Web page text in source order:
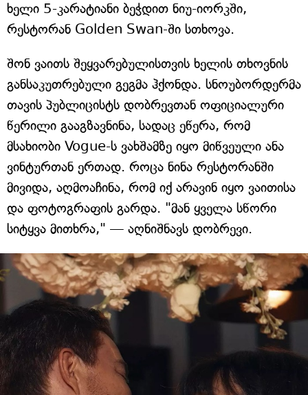
ხელი 5-კარატიანი ბეჭდით ნიუ-იორკში,
რესტორან Golden Swan-ში სთხოვა.
შონ ვაითს შეყვარებულისთვის ხელის თხოვნის
განსაკუთრებული გეგმა ჰქონდა. სნოუბორდერმა
თავის პუბლიცისტს დობრევთან ოფიციალური
წერილი გააგზავნინა, სადაც ეწერა, რომ
მსახიობი Vogue-ს ვახშამზე იყო მიწვეული ანა
ვინტურთან ერთად. როცა ნინა რესტორანში
მივიდა, აღმოაჩინა, რომ იქ არავინ იყო ვაითისა
და ფოტოგრაფის გარდა. "მან ყველა სწორი
სიტყვა მითხრა," — აღნიშნავს დობრევი.